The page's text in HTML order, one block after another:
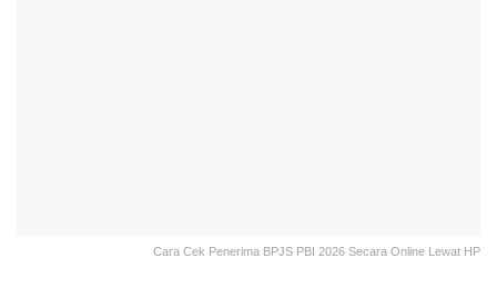
Cara Cek Penerima BPJS PBI 2026 Secara Online Lewat HP